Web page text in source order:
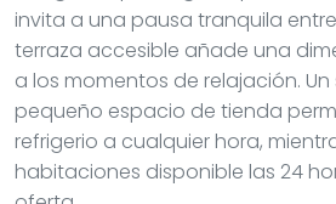
invita a una pausa tranquila
terraza accesible añade una
a los momentos de relajación.
pequeño espacio de tienda
refrigerio a cualquier hora,
habitaciones disponible las 24